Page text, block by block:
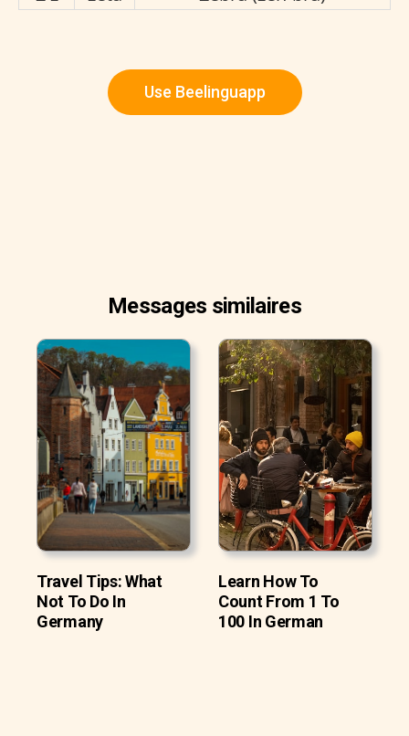
Use Beelinguapp
Messages similaires
Travel Tips: What
Not To Do In
Germany
Learn How To
Count From 1 To
100 In German